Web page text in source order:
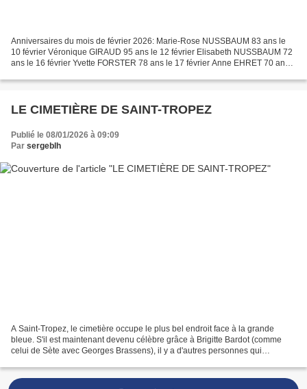
Anniversaires du mois de février 2026: Marie-Rose NUSSBAUM 83 ans le
10 février Véronique GIRAUD 95 ans le 12 février Elisabeth NUSSBAUM 72
ans le 16 février Yvette FORSTER 78 ans le 17 février Anne EHRET 70 ans
LE CIMETIÈRE DE SAINT-TROPEZ
Publié le 08/01/2026 à 09:09
Par sergeblh
A Saint-Tropez, le cimetière occupe le plus bel endroit face à la grande
bleue. S'il est maintenant devenu célèbre grâce à Brigitte Bardot (comme
celui de Sète avec Georges Brassens), il y a d'autres personnes qui